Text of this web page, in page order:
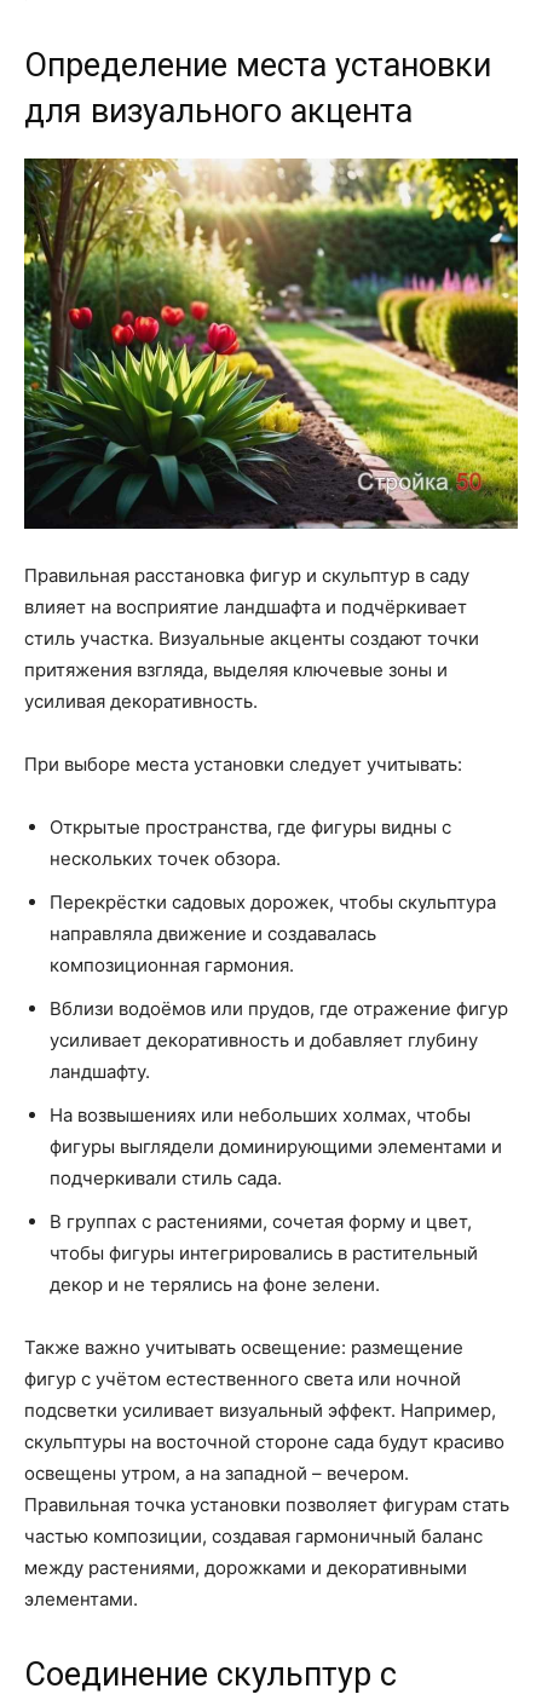
Определение места установки
для визуального акцента
Правильная расстановка фигур и скульптур в саду
влияет на восприятие ландшафта и подчёркивает
стиль участка. Визуальные акценты создают точки
притяжения взгляда, выделяя ключевые зоны и
усиливая декоративность.
При выборе места установки следует учитывать:
Открытые пространства, где фигуры видны с
нескольких точек обзора.
Перекрёстки садовых дорожек, чтобы скульптура
направляла движение и создавалась
композиционная гармония.
Вблизи водоёмов или прудов, где отражение фигур
усиливает декоративность и добавляет глубину
ландшафту.
На возвышениях или небольших холмах, чтобы
фигуры выглядели доминирующими элементами и
подчеркивали стиль сада.
В группах с растениями, сочетая форму и цвет,
чтобы фигуры интегрировались в растительный
декор и не терялись на фоне зелени.
Также важно учитывать освещение: размещение
фигур с учётом естественного света или ночной
подсветки усиливает визуальный эффект. Например,
скульптуры на восточной стороне сада будут красиво
освещены утром, а на западной – вечером.
Правильная точка установки позволяет фигурам стать
частью композиции, создавая гармоничный баланс
между растениями, дорожками и декоративными
элементами.
Соединение скульптур с